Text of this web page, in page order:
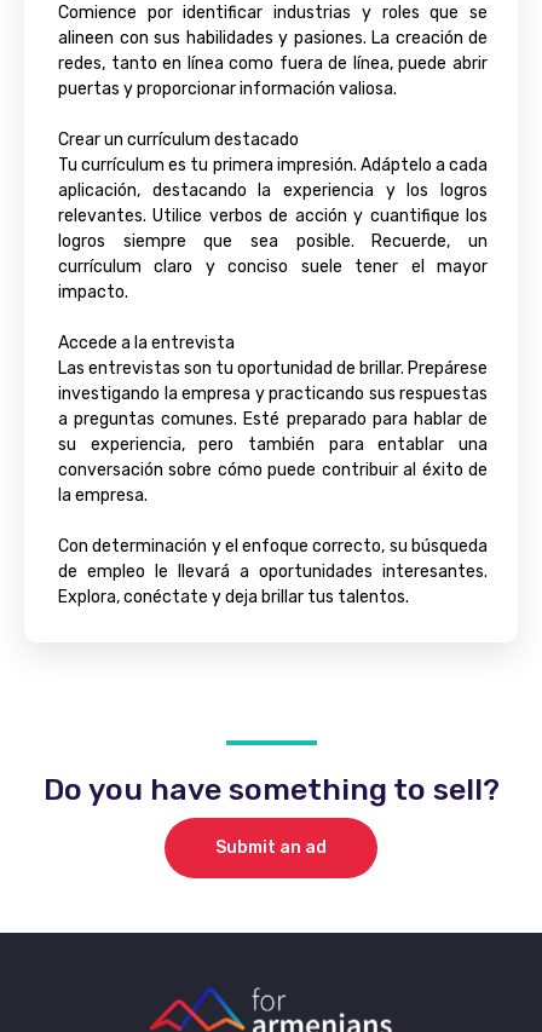
Comience por identificar industrias y roles que se
alineen con sus habilidades y pasiones. La creación de
redes, tanto en línea como fuera de línea, puede abrir
puertas y proporcionar información valiosa.
Crear un currículum destacado
Tu currículum es tu primera impresión. Adáptelo a cada
aplicación, destacando la experiencia y los logros
relevantes. Utilice verbos de acción y cuantifique los
logros siempre que sea posible. Recuerde, un
currículum claro y conciso suele tener el mayor
impacto.
Accede a la entrevista
Las entrevistas son tu oportunidad de brillar. Prepárese
investigando la empresa y practicando sus respuestas
a preguntas comunes. Esté preparado para hablar de
su experiencia, pero también para entablar una
conversación sobre cómo puede contribuir al éxito de
la empresa.
Con determinación y el enfoque correcto, su búsqueda
de empleo le llevará a oportunidades interesantes.
Explora, conéctate y deja brillar tus talentos.
Do you have something to sell?
Submit an ad